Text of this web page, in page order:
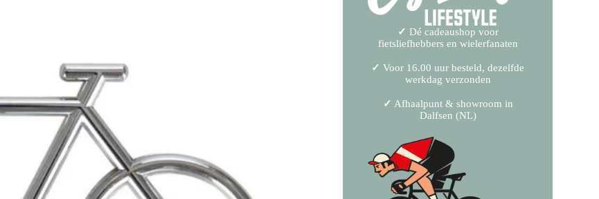
✓ Dé cadeaushop voor
fietsliefhebbers en wielerfanaten
✓ Voor 16.00 uur besteld, dezelfde
werkdag verzonden
✓ Afhaalpunt & showroom in
Dalfsen (NL)